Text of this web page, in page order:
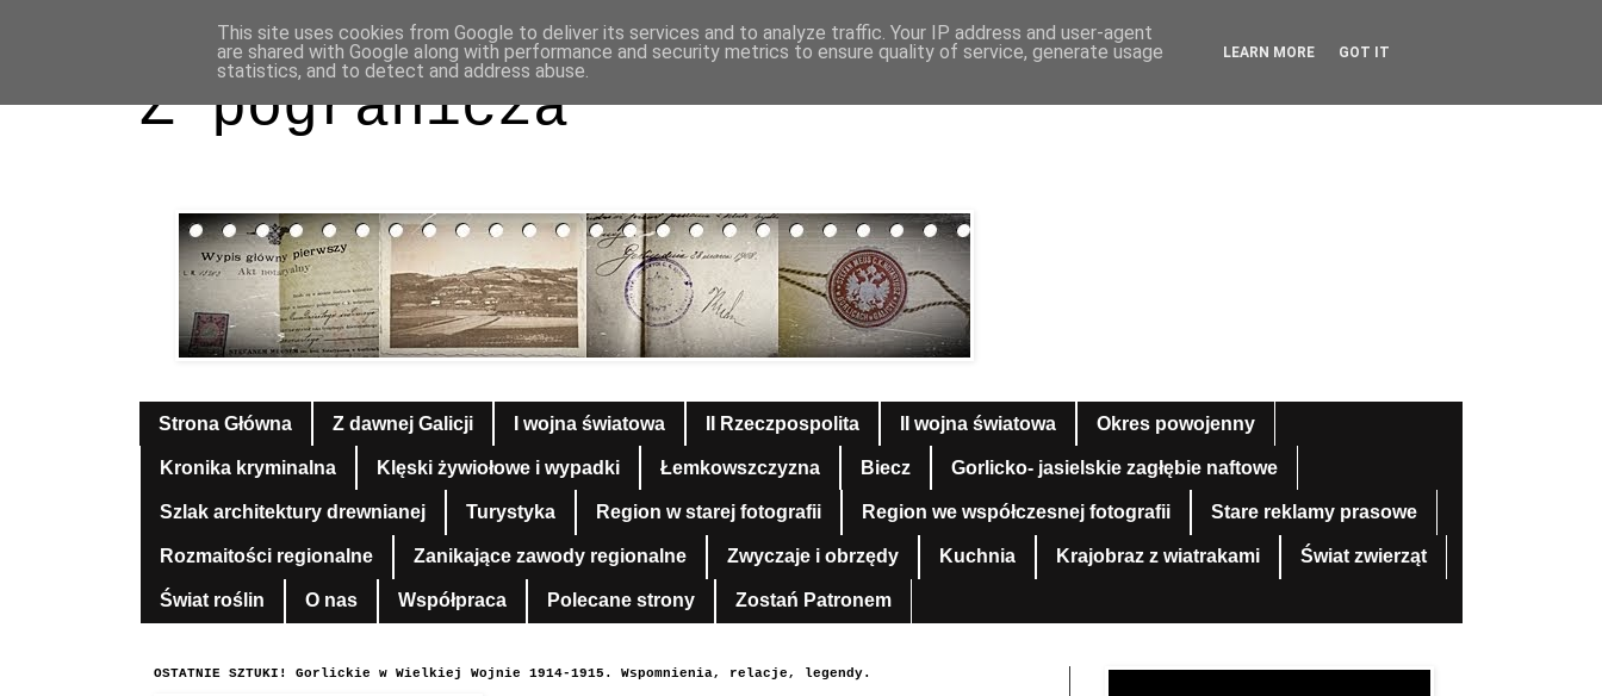
Z pogranicza
Strona Główna Z dawnej Galicji I wojna światowa II Rzeczpospolita II wojna światowa Okres powojenny
Kronika kryminalna Klęski żywiołowe i wypadki Łemkowszczyzna Biecz Gorlicko- jasielskie zagłębie naftowe
Szlak architektury drewnianej Turystyka Region w starej fotografii Region we współczesnej fotografii Stare reklamy prasowe
Rozmaitości regionalne Zanikające zawody regionalne Zwyczaje i obrzędy Kuchnia Krajobraz z wiatrakami Świat zwierząt
Świat roślin O nas Współpraca Polecane strony Zostań Patronem
OSTATNIE SZTUKI! Gorlickie w Wielkiej Wojnie 1914-1915. Wspomnienia, relacje, legendy.
This site uses cookies from Google to deliver its services and to analyze traffic. Your IP address and user-agent
are shared with Google along with performance and security metrics to ensure quality of service, generate usage
statistics, and to detect and address abuse.
LEARN MORE GOT IT